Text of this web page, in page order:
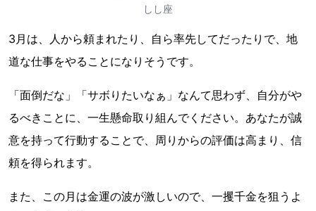
しし座
3月は、人から頼まれたり、自ら率先してだったりで、地
道な仕事をやることになりそうです。
「面倒だな」「サボりたいなぁ」なんて思わず、自分がや
るべきことに、一生懸命取り組んでください。あなたが誠
意を持って行動することで、周りからの評価は高まり、信
頼を得られます。
また、この月は金運の波が激しいので、一攫千金を狙うよ